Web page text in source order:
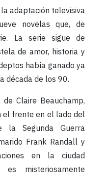
adaptación televisiva
novelas que, de
La serie sigue de
de amor, historia y
había ganado ya
década de los 90.
Claire Beauchamp,
el frente en el lado del
la Segunda Guerra
Frank Randall y
en la ciudad
misteriosamente